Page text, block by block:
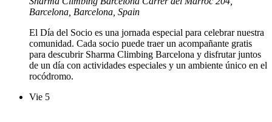
Barcelona, Barcelona, Spain
El Día del Socio es una jornada especial para celebrar nuestra
comunidad. Cada socio puede traer un acompañante gratis
para descubrir Sharma Climbing Barcelona y disfrutar juntos
de un día con actividades especiales y un ambiente único en el
rocódromo.
Vie 5